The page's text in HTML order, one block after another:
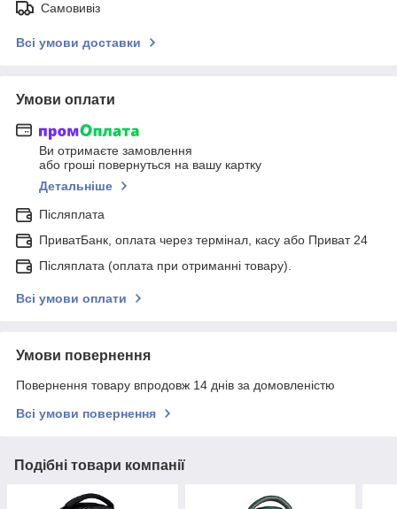
Самовивіз
Всі умови доставки
Умови оплати
Ви отримаєте замовлення
або гроші повернуться на вашу картку
Детальніше
Післяплата
ПриватБанк, оплата через термінал, касу або Приват 24
Післяплата (оплата при отриманні товару).
Всі умови оплати
Умови повернення
Повернення товару впродовж 14 днів за домовленістю
Всі умови повернення
Подібні товари компанії